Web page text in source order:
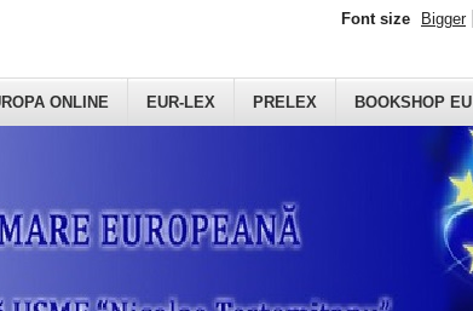
ONLINE EUR-LEX PRELEX BOOKSHOP EU
Font size Bigger